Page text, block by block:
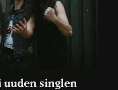
uuden singlen